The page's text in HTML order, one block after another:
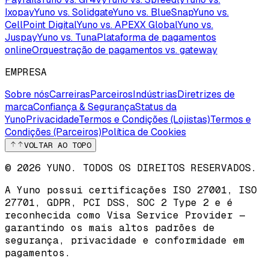
IxopayYuno vs. SolidgateYuno vs. BlueSnapYuno vs.
CellPoint DigitalYuno vs. APEXX GlobalYuno vs.
JuspayYuno vs. TunaPlataforma de pagamentos
onlineOrquestração de pagamentos vs. gateway
EMPRESA
Sobre nósCarreirasParceirosIndústriasDiretrizes de
marcaConfiança & SegurançaStatus da
YunoPrivacidadeTermos e Condições (Lojistas)Termos e
Condições (Parceiros)Política de Cookies
VOLTAR AO TOPO
© 2026 YUNO. TODOS OS DIREITOS RESERVADOS.
A Yuno possui certificações ISO 27001, ISO
27701, GDPR, PCI DSS, SOC 2 Type 2 e é
reconhecida como Visa Service Provider —
garantindo os mais altos padrões de
segurança, privacidade e conformidade em
pagamentos.